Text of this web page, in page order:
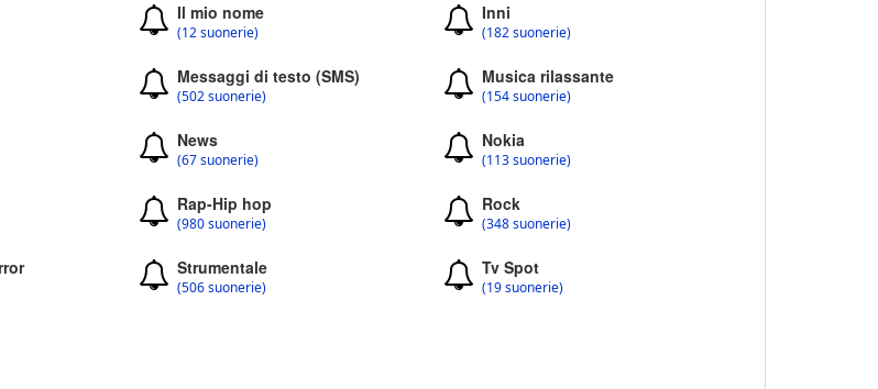
Il mio nome
(12 suonerie)
Inni
(182 suonerie)
Messaggi di testo (SMS)
(502 suonerie)
Musica rilassante
(154 suonerie)
News
(67 suonerie)
Nokia
(113 suonerie)
Rap-Hip hop
(980 suonerie)
Rock
(348 suonerie)
Strumentale
(506 suonerie)
Tv Spot
(19 suonerie)